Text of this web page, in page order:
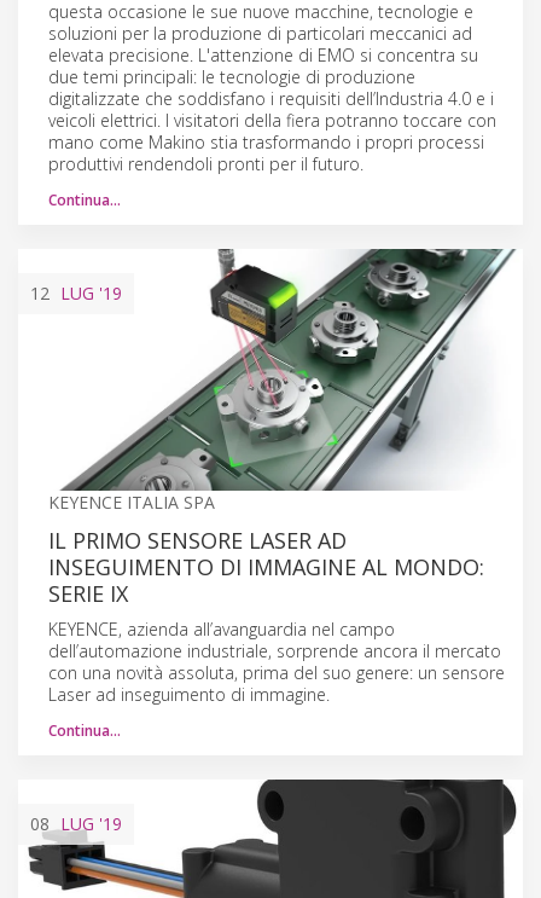
questa occasione le sue nuove macchine, tecnologie e
soluzioni per la produzione di particolari meccanici ad
elevata precisione. L'attenzione di EMO si concentra su
due temi principali: le tecnologie di produzione
digitalizzate che soddisfano i requisiti dell’Industria 4.0 e i
veicoli elettrici. I visitatori della fiera potranno toccare con
mano come Makino stia trasformando i propri processi
produttivi rendendoli pronti per il futuro.
Continua…
12 LUG '19
KEYENCE ITALIA SPA
IL PRIMO SENSORE LASER AD
INSEGUIMENTO DI IMMAGINE AL MONDO:
SERIE IX
KEYENCE, azienda all’avanguardia nel campo
dell’automazione industriale, sorprende ancora il mercato
con una novità assoluta, prima del suo genere: un sensore
Laser ad inseguimento di immagine.
Continua…
08 LUG '19